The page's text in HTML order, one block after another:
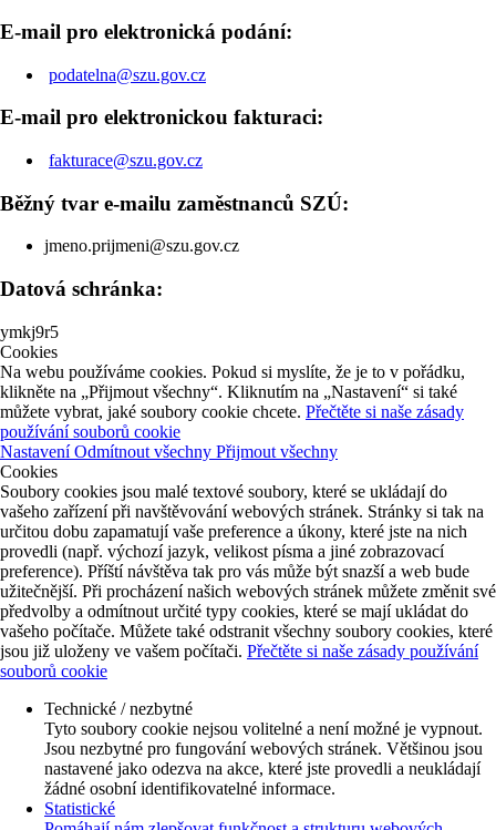
E-mail pro elektronická podání:
podatelna@szu.gov.cz
E-mail pro elektronickou fakturaci:
fakturace@szu.gov.cz
Běžný tvar e-mailu zaměstnanců SZÚ:
jmeno.prijmeni@szu.gov.cz
Datová schránka:
ymkj9r5
Cookies
Na webu používáme cookies. Pokud si myslíte, že je to v pořádku,
klikněte na „Přijmout všechny“. Kliknutím na „Nastavení“ si také
můžete vybrat, jaké soubory cookie chcete. Přečtěte si naše zásady
používání souborů cookie
NastaveníOdmítnout všechny Přijmout všechny
Cookies
Soubory cookies jsou malé textové soubory, které se ukládají do
vašeho zařízení při navštěvování webových stránek. Stránky si tak na
určitou dobu zapamatují vaše preference a úkony, které jste na nich
provedli (např. výchozí jazyk, velikost písma a jiné zobrazovací
preference). Příští návštěva tak pro vás může být snazší a web bude
užitečnější. Při procházení našich webových stránek můžete změnit své
předvolby a odmítnout určité typy cookies, které se mají ukládat do
vašeho počítače. Můžete také odstranit všechny soubory cookies, které
jsou již uloženy ve vašem počítači. Přečtěte si naše zásady používání
souborů cookie
Technické / nezbytné
Tyto soubory cookie nejsou volitelné a není možné je vypnout.
Jsou nezbytné pro fungování webových stránek. Většinou jsou
nastavené jako odezva na akce, které jste provedli a neukládají
žádné osobní identifikovatelné informace.
Statistické